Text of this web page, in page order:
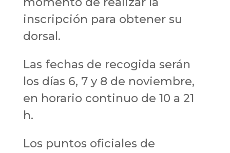
inscripción para obtener su
dorsal.
Las fechas de recogida serán
los días 6, 7 y 8 de noviembre,
en horario continuo de 10 a 21
h.
Los puntos oficiales de